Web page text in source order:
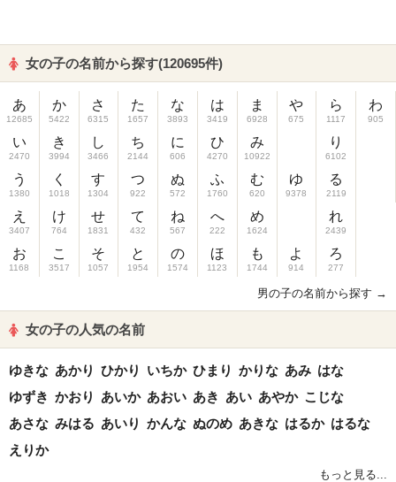
女の子の名前から探す(120695件)
あ
12685
い
2470
う
1380
え
3407
お
1168
か
5422
き
3994
く
1018
け
764
こ
3517
さ
6315
し
3466
す
1304
せ
1831
そ
1057
た
1657
ち
2144
つ
922
て
432
と
1954
な
3893
に
606
ぬ
572
ね
567
の
1574
は
3419
ひ
4270
ふ
1760
へ
222
ほ
1123
ま
6928
み
10922
む
620
め
1624
も
1744
や
675
ゆ
9378
よ
914
ら
1117
り
6102
る
2119
れ
2439
ろ
277
わ
905
男の子の名前から探す →
女の子の人気の名前
ゆきな あかり ひかり いちか ひまり かりな あみ はな
ゆずき かおり あいか あおい あき あい あやか こじな
あさな みはる あいり かんな ぬのめ あきな はるか はるな
えりか
もっと見る...